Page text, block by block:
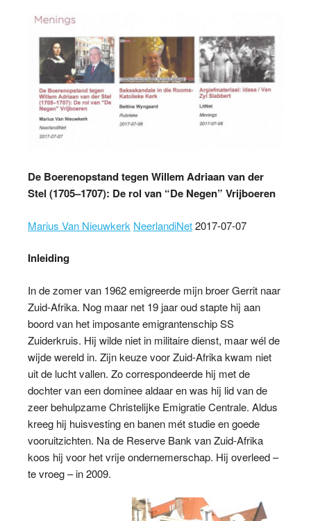
De Boerenopstand tegen Willem Adriaan van der
Stel (1705–1707): De rol van “De Negen” Vrijboeren
Marius Van Nieuwkerk NeerlandiNet2017-07-07
Inleiding
In de zomer van 1962 emigreerde mijn broer Gerrit naar
Zuid-Afrika. Nog maar net 19 jaar oud stapte hij aan
boord van het imposante emigrantenschip SS
Zuiderkruis. Hij wilde niet in militaire dienst, maar wél de
wijde wereld in. Zijn keuze voor Zuid-Afrika kwam niet
uit de lucht vallen. Zo correspondeerde hij met de
dochter van een dominee aldaar en was hij lid van de
zeer behulpzame Christelijke Emigratie Centrale. Aldus
kreeg hij huisvesting en banen mét studie en goede
vooruitzichten. Na de Reserve Bank van Zuid-Afrika
koos hij voor het vrije ondernemerschap. Hij overleed –
te vroeg – in 2009.